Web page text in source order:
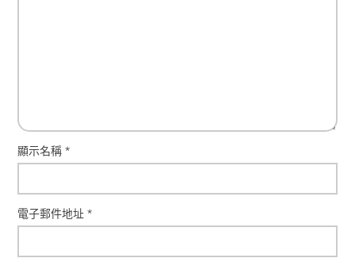
顯示名稱*
電子郵件地址*